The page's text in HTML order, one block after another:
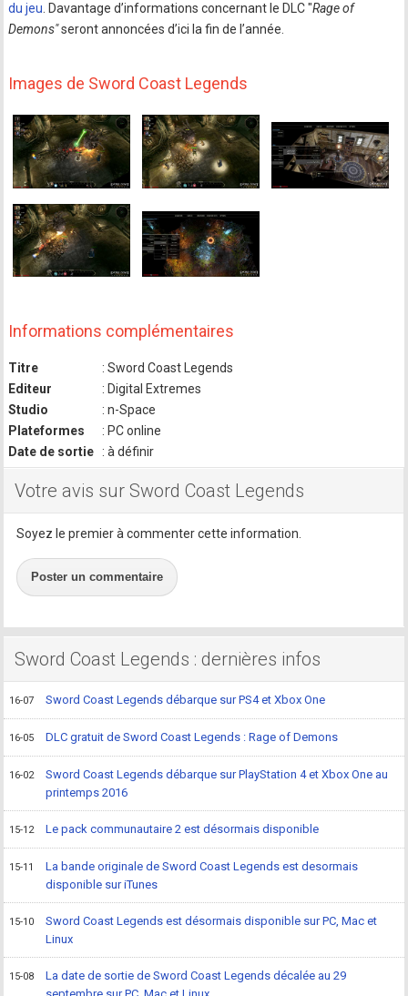
du jeu . Davantage d’informations concernant le DLC "Rage of
Demons"seront annoncées d’ici la fin de l’année.
Images de Sword Coast Legends
Informations complémentaires
Titre
: Sword Coast Legends
Editeur
: Digital Extremes
Studio
: n-Space
Plateformes
: PC online
Date de sortie
: à définir
Votre avis sur Sword Coast Legends
Soyez le premier à commenter cette information.
Poster un commentaire
Sword Coast Legends : dernières infos
16-07 Sword Coast Legends débarque sur PS4 et Xbox One
16-05 DLC gratuit de Sword Coast Legends : Rage of Demons
16-02
Sword Coast Legends débarque sur PlayStation 4 et Xbox One au
printemps 2016
15-12 Le pack communautaire 2 est désormais disponible
15-11
La bande originale de Sword Coast Legends est desormais
disponible sur iTunes
15-10
Sword Coast Legends est désormais disponible sur PC, Mac et
Linux
15-08
La date de sortie de Sword Coast Legends décalée au 29